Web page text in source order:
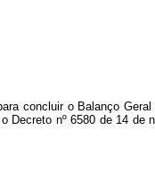
concluir o Balanço Geral
Decreto nº 6580 de 14 de